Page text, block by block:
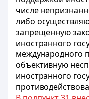
числе
либо
запрещенную
иностранного
международного
объективную
иностранного